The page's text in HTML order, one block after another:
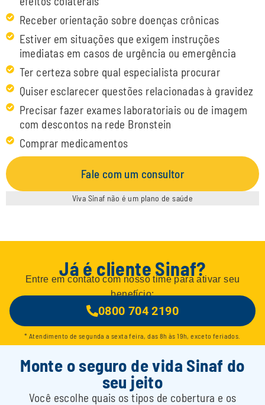
Receber orientação sobre doenças crônicas
Estiver em situações que exigem instruções
imediatas em casos de urgência ou emergência
Ter certeza sobre qual especialista procurar
Quiser esclarecer questões relacionadas à gravidez
Precisar fazer exames laboratoriais ou de imagem
com descontos na rede Bronstein
Comprar medicamentos
Fale com um consultor
Viva Sinaf não é um plano de saúde
Já é cliente Sinaf?
Entre em contato com nosso time para ativar seu
benefício:
0800 704 2190
* Atendimento de segunda a sexta feira, das 8h às 19h, exceto feriados.
Monte o seguro de vida Sinaf do
seu jeito​
Você escolhe quais os tipos de cobertura e os